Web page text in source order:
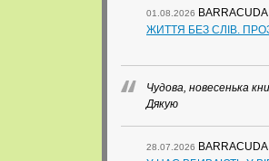
01.08.2026 BARRACUDA
ЖИТТЯ БЕЗ СЛІВ.
Чудова, новесенька
Дякую
28.07.2026 BARRACUDA